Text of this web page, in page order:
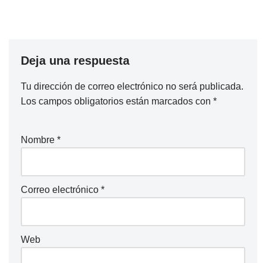
Deja una respuesta
Tu dirección de correo electrónico no será publicada.
Los campos obligatorios están marcados con *
Nombre *
Correo electrónico *
Web